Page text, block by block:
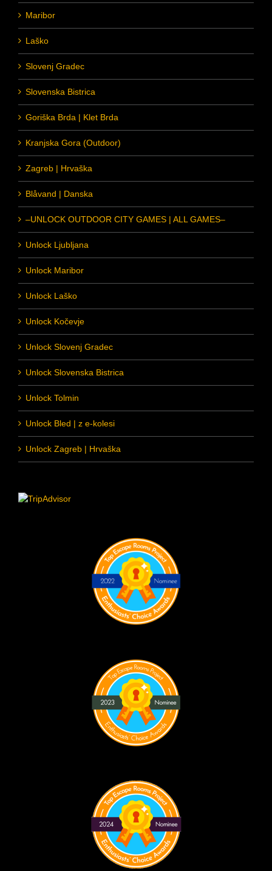
Maribor
Laško
Slovenj Gradec
Slovenska Bistrica
Goriška Brda | Klet Brda
Kranjska Gora (Outdoor)
Zagreb | Hrvaška
Blåvand | Danska
–UNLOCK OUTDOOR CITY GAMES | ALL GAMES–
Unlock Ljubljana
Unlock Maribor
Unlock Laško
Unlock Kočevje
Unlock Slovenj Gradec
Unlock Slovenska Bistrica
Unlock Tolmin
Unlock Bled | z e-kolesi
Unlock Zagreb | Hrvaška